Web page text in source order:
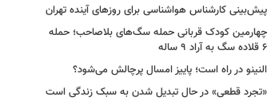
پیش‌بینی کارشناس هواشناسی برای روزهای آینده تهران
چهارمین کودک قربانی حمله سگ‌های بلاصاحب؛ حمله
۶ قلاده سگ به آراد ۹ ساله
النینو در راه است؛ پاییز امسال پرچالش می‌شود؟
«تجرد قطعی» در حال تبدیل شدن به سبک زندگی است